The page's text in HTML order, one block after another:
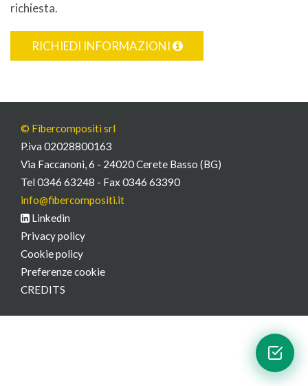
richiesta.
RICHIEDI INFORMAZIONI
© Fibercompositi srl
P.iva 02028800163
Via Faccanoni, 6 - 24020 Cerete Basso (BG)
Tel 0346 63248 - Fax 0346 63390
info@fibercompositi.it
Linkedin
Privacy policy
Cookie policy
Preferenze cookie
CREDITS